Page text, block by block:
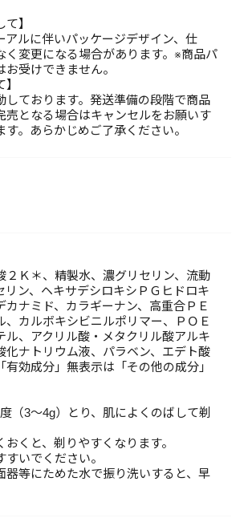
】
アルに伴いパッケージデザイン、仕
く変更になる場合があります。※商品パ
受けできません。
しております。発送準備の段階で商品
売となる場合はキャンセルをお願いす
す。あらかじめご了承ください。
２Ｋ＊、精製水、濃グリセリン、流動
リン、ヘキサデシロキシＰＧヒドロキ
カナミド、カラギーナン、高重合ＰＥ
、カルボキシビニルポリマー、ＰＯＥ
ル、アクリル酸・メタクリル酸アルキ
化ナトリウム液、パラベン、エデト酸
効成分」無表示は「その他の成分」
（3～4g）とり、肌によくのばして剃
おくと、剃りやすくなります。
すいでください。
器等にためた水で振り洗いすると、早